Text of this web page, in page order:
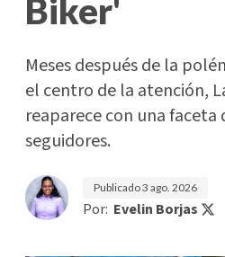
Biker'
Meses después de la
el centro de la atención,
reaparece con una faceta
seguidores.
Publicado3 ago. 2026
Por: Evelin Borjas